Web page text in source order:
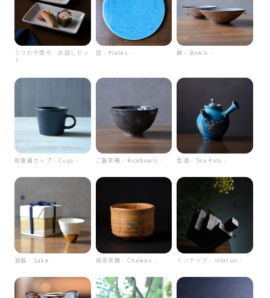
うつわや悠々 お試しセッ
ト
皿 - Plates - 鉢 - Bowls -
和食器カップ - Cups - ご飯茶碗 - Ricebowls - 急須 - Tea Pots -
酒器 - Sake - 抹茶茶碗 - Chawan - インテリア - interior -